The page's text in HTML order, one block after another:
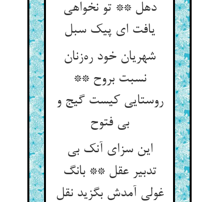
دهل ** تو نخواهی
یافت ای پیک سبل
شهریان خود ره‌زنان
نسبت بروح **
روستایی کیست گیج و
بی فتوح
این سزای آنک بی
تدبیر عقل ** بانگ
غولی آمدش بگزید نقل